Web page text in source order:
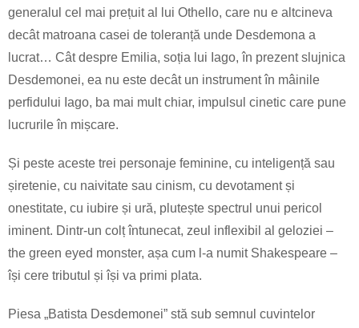
generalul cel mai prețuit al lui Othello, care nu e altcineva
decât matroana casei de toleranță unde Desdemona a
lucrat… Cât despre Emilia, soția lui Iago, în prezent slujnica
Desdemonei, ea nu este decât un instrument în mâinile
perfidului Iago, ba mai mult chiar, impulsul cinetic care pune
lucrurile în mișcare.
Și peste aceste trei personaje feminine, cu inteligență sau
șiretenie, cu naivitate sau cinism, cu devotament și
onestitate, cu iubire și ură, plutește spectrul unui pericol
iminent. Dintr-un colț întunecat, zeul inflexibil al geloziei –
the green eyed monster, așa cum l-a numit Shakespeare –
își cere tributul și își va primi plata.
Piesa „Batista Desdemonei” stă sub semnul cuvintelor